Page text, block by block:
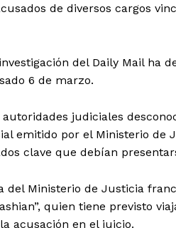
de diversos cargos
del Daily Mail ha
6 de marzo.
judiciales
emitido por el Ministerio de
clave que debían
del Ministerio de Justicia
quien tiene previsto
acusación en el juicio.